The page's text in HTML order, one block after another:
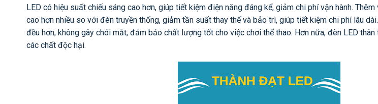
LED có hiệu suất chiếu sáng cao hơn, giúp tiết kiệm điện năng đáng kể, giảm chi phí vận hành.
cao hơn nhiều so với đèn truyền thống, giảm tần suất thay thế và bảo trì, giúp tiết kiệm chi phí lâu
đều hơn, không gây chói mắt, đảm bảo chất lượng tốt cho việc chơi thể thao. Hơn nữa, đèn LED
các chất độc hại.